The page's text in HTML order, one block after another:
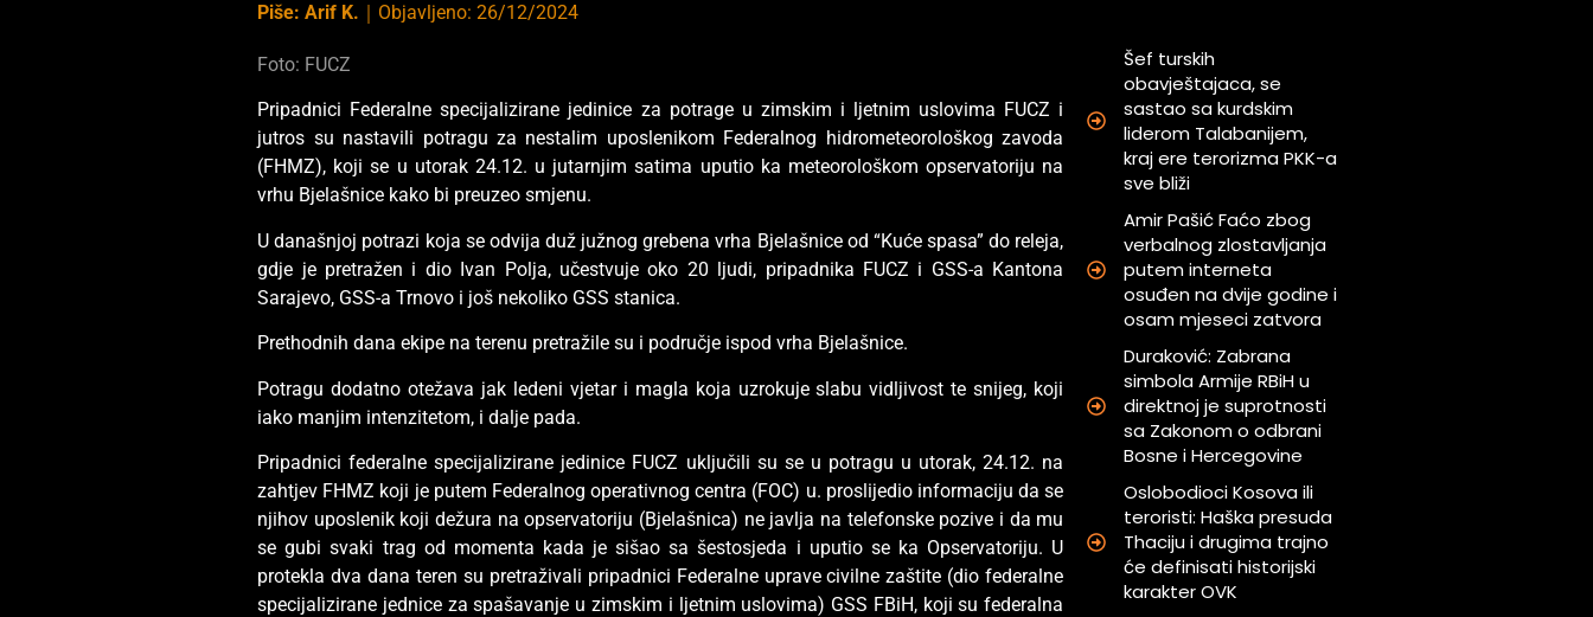
Piše: Arif K. ｜ Objavljeno:26/12/2024
Foto: FUCZ
Pripadnici Federalne specijalizirane jedinice za potrage u zimskim i ljetnim uslovima FUCZ i
jutros su nastavili potragu za nestalim uposlenikom Federalnog hidrometeorološkog zavoda
(FHMZ), koji se u utorak 24.12. u jutarnjim satima uputio ka meteorološkom opservatoriju na
vrhu Bjelašnice kako bi preuzeo smjenu.
U današnjoj potrazi koja se odvija duž južnog grebena vrha Bjelašnice od “Kuće spasa” do releja,
gdje je pretražen i dio Ivan Polja, učestvuje oko 20 ljudi, pripadnika FUCZ i GSS-a Kantona
Sarajevo, GSS-a Trnovo i još nekoliko GSS stanica.
Prethodnih dana ekipe na terenu pretražile su i područje ispod vrha Bjelašnice.
Potragu dodatno otežava jak ledeni vjetar i magla koja uzrokuje slabu vidljivost te snijeg, koji
iako manjim intenzitetom, i dalje pada.
Pripadnici federalne specijalizirane jedinice FUCZ uključili su se u potragu u utorak, 24.12. na
zahtjev FHMZ koji je putem Federalnog operativnog centra (FOC) u. proslijedio informaciju da se
njihov uposlenik koji dežura na opservatoriju (Bjelašnica) ne javlja na telefonske pozive i da mu
se gubi svaki trag od momenta kada je sišao sa šestosjeda i uputio se ka Opservatoriju. U
protekla dva dana teren su pretraživali pripadnici Federalne uprave civilne zaštite (dio federalne
specijalizirane jednice za spašavanje u zimskim i ljetnim uslovima) GSS FBiH, koji su federalna
Šef turskih
obavještajaca, se
sastao sa kurdskim
liderom Talabanijem,
kraj ere terorizma PKK-a
sve bliži
Amir Pašić Faćo zbog
verbalnog zlostavljanja
putem interneta
osuđen na dvije godine i
osam mjeseci zatvora
Duraković: Zabrana
simbola Armije RBiH u
direktnoj je suprotnosti
sa Zakonom o odbrani
Bosne i Hercegovine
Oslobodioci Kosova ili
teroristi: Haška presuda
Thaciju i drugima trajno
će definisati historijski
karakter OVK